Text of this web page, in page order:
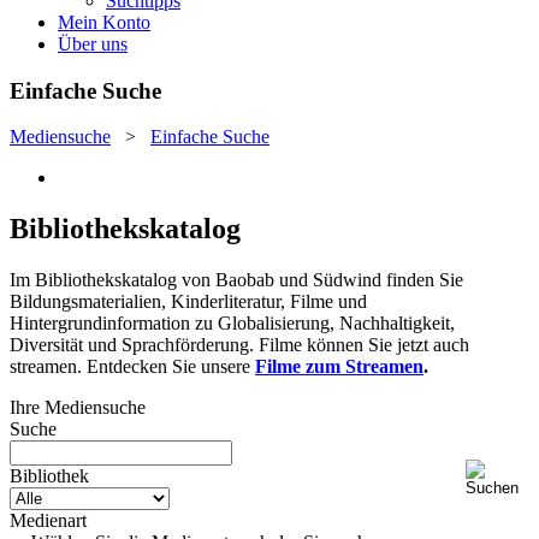
Mein Konto
Über uns
Einfache Suche
Mediensuche > Einfache Suche
Bibliothekskatalog
Im Bibliothekskatalog von Baobab und Südwind finden Sie
Bildungsmaterialien, Kinderliteratur, Filme und
Hintergrundinformation zu Globalisierung, Nachhaltigkeit,
Diversität und Sprachförderung. Filme können Sie jetzt auch
streamen. Entdecken Sie unsere Filme zum Streamen.
Ihre Mediensuche
Suche
Bibliothek
Medienart